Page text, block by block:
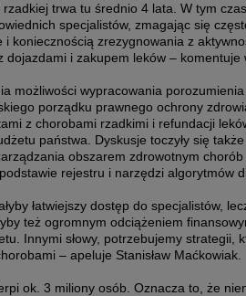
trwa tu średnio 4 lata. W tym
specjalistów, zmagając się
koniecznością zrezygnowania z
i zakupem leków – komentuje
możliwości wypracowania
porządku prawnego ochrony
z chorobami rzadkimi i refundacji
państwa. Dyskusje toczyły się
obszarem zdrowotnym
rejestru i narzędzi algorytmów
łatwiejszy dostęp do specjalistów,
też ogromnym odciążeniem
Innymi słowy, potrzebujemy strategii,
– apeluje Stanisław Maćkowiak.
ok. 3 miliony osób. Oznacza to, że